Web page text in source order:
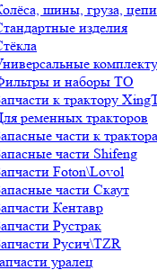
шины, груза, цепи
изделия
и наборы ТО
к трактору
ременных тракторов
части к
части Shifeng
Foton\Lovol
части Скаут
Кентавр
Рустрак
Русич\TZR
уралец